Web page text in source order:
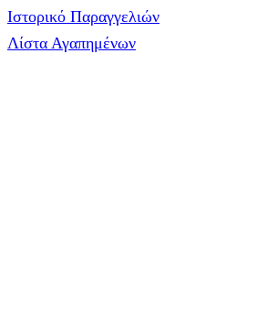
Ιστορικό Παραγγελιών
Λίστα Αγαπημένων